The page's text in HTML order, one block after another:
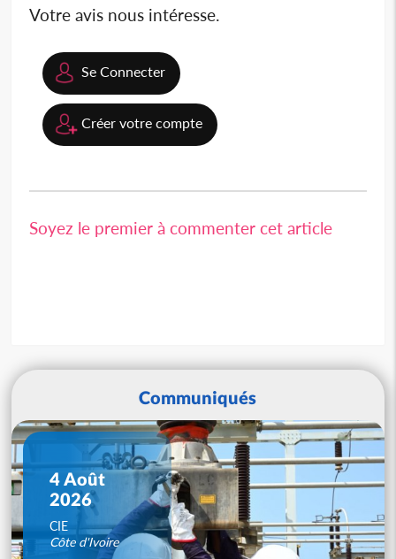
Votre avis nous intéresse.
Se Connecter
Créer votre compte
Soyez le premier à commenter cet article
Communiqués
4 Août
2026
CIE
Côte d'Ivoire